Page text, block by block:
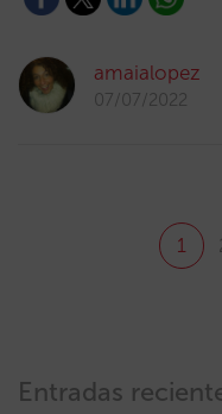
amaialopez
07/07/2022
1
Entradas